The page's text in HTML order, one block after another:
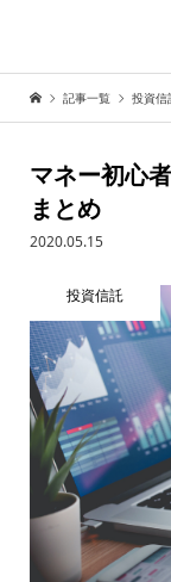
記事一覧 投資信
マネー初心
まとめ
2020.05.15
投資信託